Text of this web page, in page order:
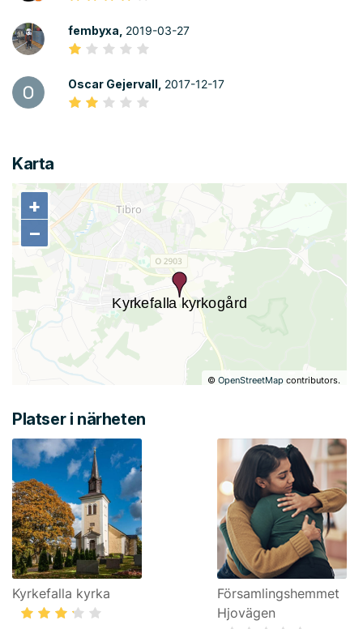
fembyxa, 2019-03-27
Oscar Gejervall, 2017-12-17
Karta
+
−
©OpenStreetMap contributors.
+
−
Platser i närheten
Kyrkefalla kyrka
Församlingshemmet
Hjovägen